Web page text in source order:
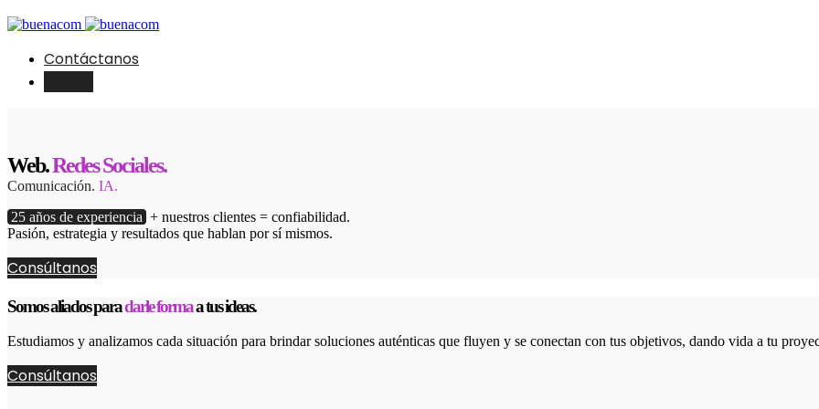
Contáctanos
Web.Redes Sociales.
Comunicación. IA.
25 años de experiencia + nuestros clientes = confiabilidad.
Pasión, estrategia y resultados que hablan por sí mismos.
Consúltanos
Somos aliados paradarle formaa tus ideas.
Estudiamos y analizamos cada situación para brindar soluciones auténticas que fluyen y se conectan con tus objetivos, dando vida a tu
Consúltanos